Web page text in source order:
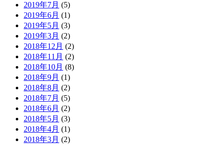
2019年7月 (5)
2019年6月 (1)
2019年5月 (3)
2019年3月 (2)
2018年12月 (2)
2018年11月 (2)
2018年10月 (8)
2018年9月 (1)
2018年8月 (2)
2018年7月 (5)
2018年6月 (2)
2018年5月 (3)
2018年4月 (1)
2018年3月 (2)